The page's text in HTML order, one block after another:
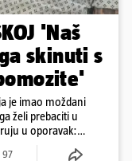
'Naš
skinuti s
je imao moždani
želi prebaciti u
u oporavak:
97